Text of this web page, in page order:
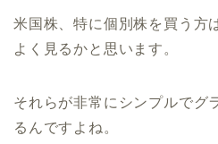
米国株、特に個別株を買う方
よく見るかと思います。
それらが非常にシンプルでグ
るんですよね。